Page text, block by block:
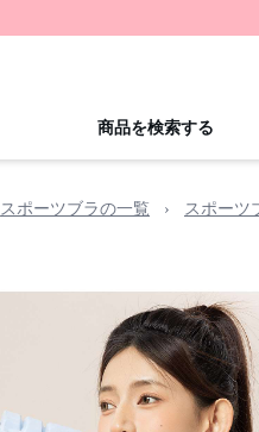
商品を検索する
スポーツブラの一覧 › スポーツ